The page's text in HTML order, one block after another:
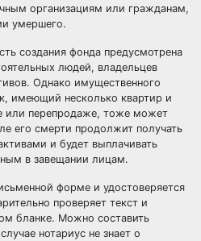
организациям или гражданам,
умершего.
создания фонда предусмотрена
людей, владельцев
Однако имущественного
имеющий несколько квартир и
или перепродаже, тоже может
его смерти продолжит получать
и будет выплачивать
в завещании лицам.
форме и удостоверяется
проверяет текст и
бланке. Можно составить
нотариус не знает о